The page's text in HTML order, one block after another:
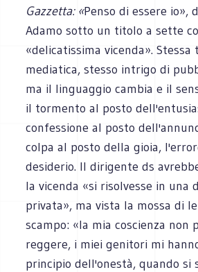
Gazzetta: «Penso di essere io»,
Adamo sotto un titolo a sette
«delicatissima vicenda». Stessa
mediatica, stesso intrigo di
ma il linguaggio cambia e il
il tormento al posto
confessione al posto
colpa al posto della gioia,
desiderio. Il dirigente ds
la vicenda «si risolvesse in una
privata», ma vista la mossa di
scampo: «la mia coscienza non
reggere, i miei genitori mi
principio dell'onestà, quando si